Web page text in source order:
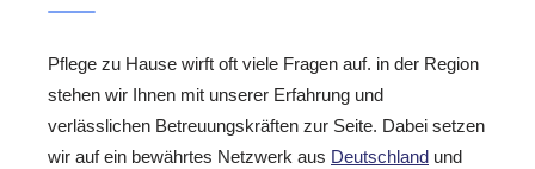
Pflege zu Hause wirft oft viele Fragen auf. in der Region
stehen wir Ihnen mit unserer Erfahrung und
verlässlichen Betreuungskräften zur Seite. Dabei setzen
wir auf ein bewährtes Netzwerk aus Deutschland und